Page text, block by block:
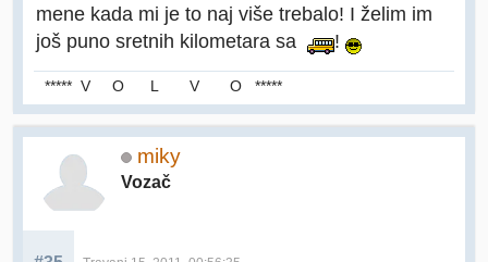
mene kada mi je to naj više trebalo! I želim im
još puno sretnih kilometara sa
!
***** V O L V O *****
miky
Vozač